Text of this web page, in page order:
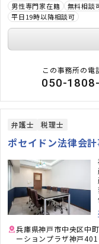
男性専門家在籍 無料相談
平日19時以降相談可
この事務所の電
050-
弁護士 税理士
ポセイドン法律会
兵庫県神戸市中央区中
ーションプラザ神戸401